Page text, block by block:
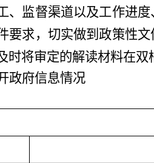
、监督渠道以及工作进
要求，切实做到政策性
时将审定的解读材料在双
政府信息情况